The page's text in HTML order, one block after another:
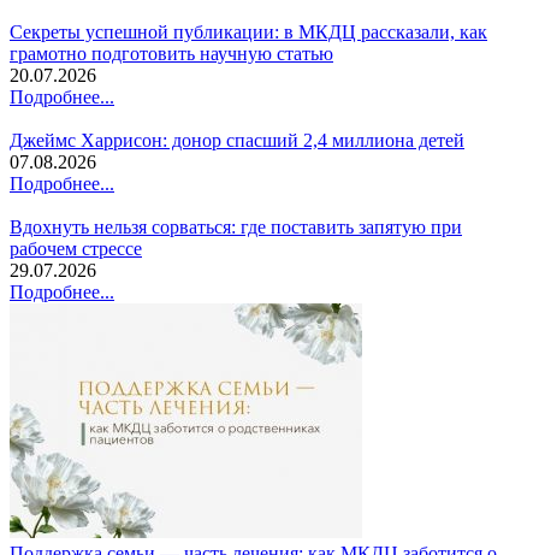
Секреты успешной публикации: в МКДЦ рассказали, как
грамотно подготовить научную статью
20.07.2026
Подробнее...
Джеймс Харрисон: донор спасший 2,4 миллиона детей
07.08.2026
Подробнее...
Вдохнуть нельзя сорваться: где поставить запятую при
рабочем стрессе
29.07.2026
Подробнее...